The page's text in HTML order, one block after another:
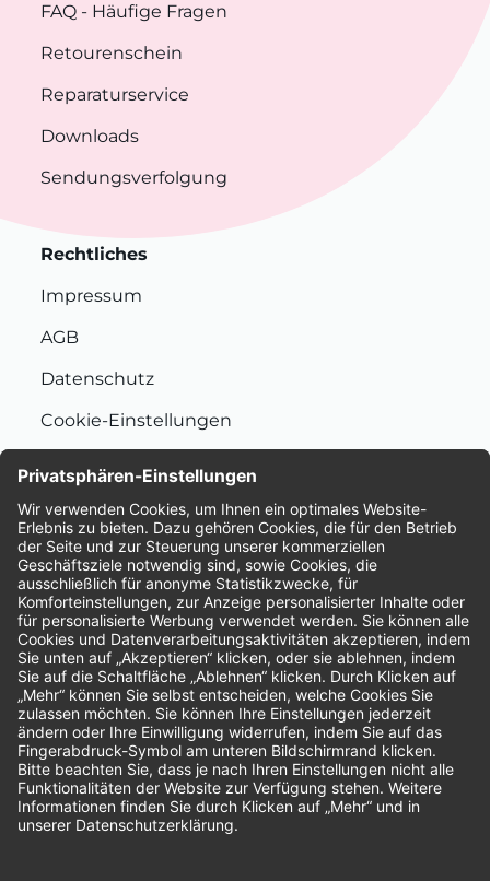
FAQ - Häufige Fragen
Retourenschein
Reparaturservice
Downloads
Sendungsverfolgung
Rechtliches
Impressum
AGB
Datenschutz
Cookie-Einstellungen
Bewertungen